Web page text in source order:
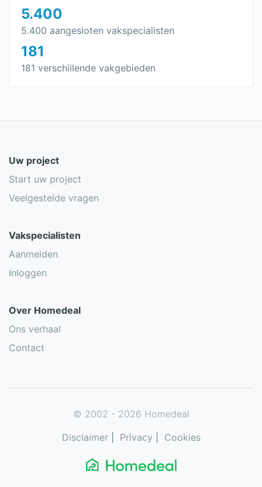
5.400
5.400 aangesloten vakspecialisten
181
181 verschillende vakgebieden
Uw project
Start uw project
Veelgestelde vragen
Vakspecialisten
Aanmelden
Inloggen
Over Homedeal
Ons verhaal
Contact
© 2002 - 2026 Homedeal
Disclaimer| Privacy Cookies